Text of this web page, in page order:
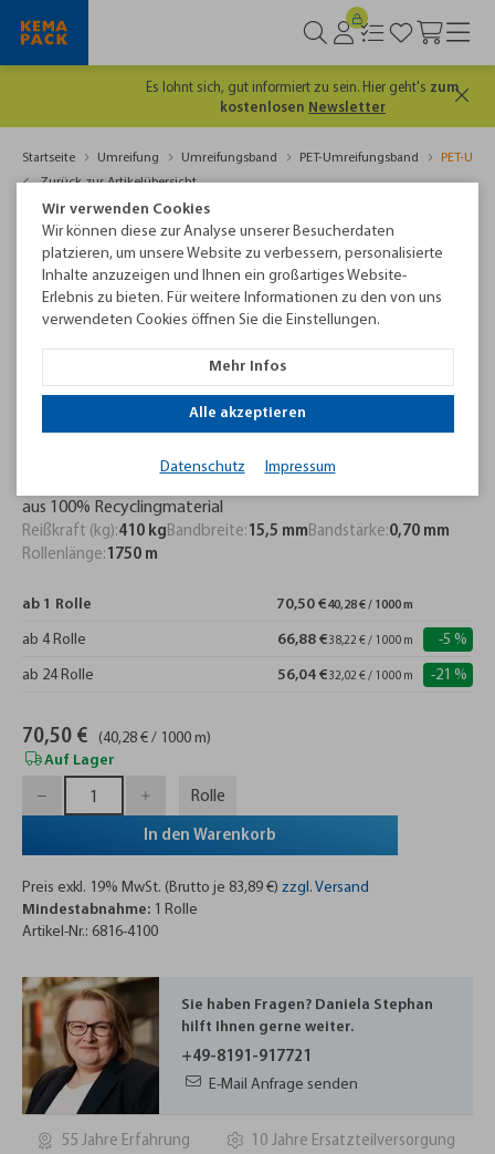
Es lohnt sich, gut informiert zu sein. Hier geht'szum
kostenlosenNewsletter
Startseite Umreifung Umreifungsband PET-Umreifungsband
PET-
Zurück zur Artikelübersicht
aus 100% Recyclingmaterial
Reißkraft (kg):410 kg Bandbreite: 15,5 mm Bandstärke:0,70 mm
Rollenlänge: 1750 m
ab 1 Rolle 70,50 €40,28 € / 1000 m
ab 4 Rolle 66,88 € -5 %
38,22 € / 1000 m
ab 24 Rolle 56,04 € -21 %
32,02 € / 1000 m
70,50 €
(40,28 € / 1000 m)
Auf Lager
Rolle
In den Warenkorb
Preis exkl. 19% MwSt. (Brutto je 83,89 €) zzgl. Versand
Mindestabnahme: 1 Rolle
Artikel-Nr.: 6816-4100
Sie haben Fragen? Daniela Stephan
hilft Ihnen gerne weiter.
+49-8191-917721
E-Mail Anfrage senden
55 Jahre Erfahrung
10 Jahre Ersatzteilversorgung
Wir verwenden Cookies
Wir können diese zur Analyse unserer Besucherdaten
platzieren, um unsere Website zu verbessern, personalisierte
Inhalte anzuzeigen und Ihnen ein großartiges Website-
Erlebnis zu bieten. Für weitere Informationen zu den von uns
verwendeten Cookies öffnen Sie die Einstellungen.
Mehr Infos
Alle akzeptieren
Datenschutz Impressum